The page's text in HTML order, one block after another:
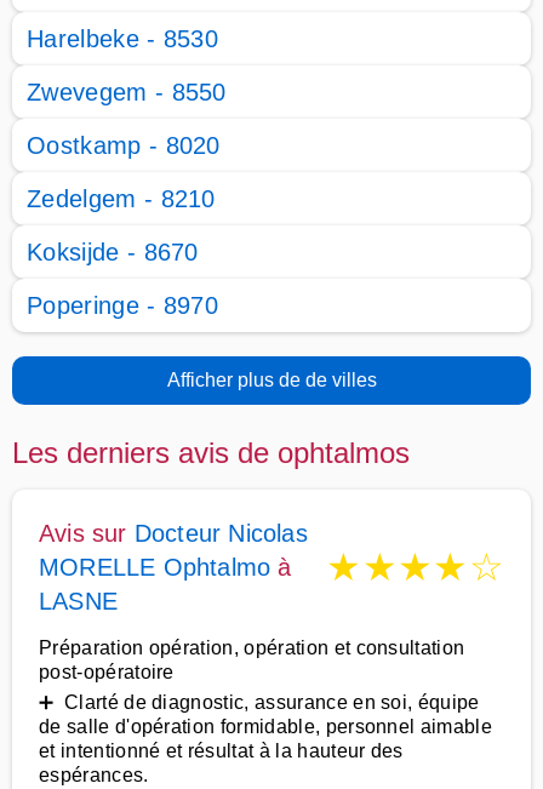
Harelbeke - 8530
Zwevegem - 8550
Oostkamp - 8020
Zedelgem - 8210
Koksijde - 8670
Poperinge - 8970
Afficher plus de de villes
Les derniers avis de ophtalmos
Avis sur Docteur Nicolas
MORELLE Ophtalmo à
LASNE
★★★★☆
Préparation opération, opération et consultation
post-opératoire
➕ Clarté de diagnostic, assurance en soi, équipe
de salle d'opération formidable, personnel aimable
et intentionné et résultat à la hauteur des
espérances.